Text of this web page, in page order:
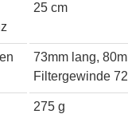
25 cm
73mm lang,
Filtergewinde
275 g